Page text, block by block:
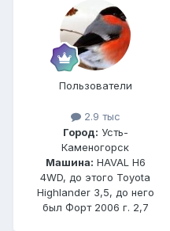
Пользователи
2.9 тыс
Город: Усть-
Каменогорск
Машина: HAVAL H6
4WD, до этого Toyota
Highlander 3,5, до него
был Форт 2006 г. 2,7